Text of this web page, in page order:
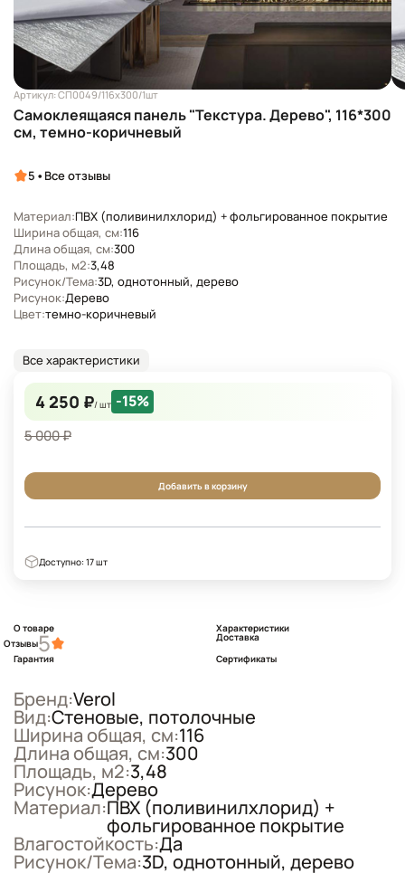
Артикул: СП0049/116х300/1шт
Самоклеящаяся панель "Текстура. Дерево", 116*300
см, темно-коричневый
5 • Все отзывы
Материал:ПВХ (поливинилхлорид) + фольгированное покрытие
Ширина общая, см:116
Длина общая, см:300
Площадь, м2:3,48
Рисунок/Тема:3D, однотонный, дерево
Рисунок:Дерево
Цвет:темно-коричневый
Все характеристики
4 250 ₽/ шт -15%
5 000 ₽
Добавить в корзину
Доступно: 17 шт
О товаре
Характеристики
Отзывы5
Доставка
Гарантия
Сертификаты
Бренд:Verol
Вид:Стеновые, потолочные
Ширина общая, см:116
Длина общая, см:300
Площадь, м2:3,48
Рисунок:Дерево
Материал:ПВХ (поливинилхлорид) +
фольгированное покрытие
Влагостойкость:Да
Рисунок/Тема:3D, однотонный, дерево